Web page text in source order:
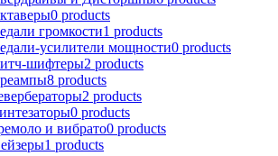
0 products
громкости1 products
усилители мощности0 products
шифтеры2 products
8 products
2 products
0 products
и вибрато0 products
1 products